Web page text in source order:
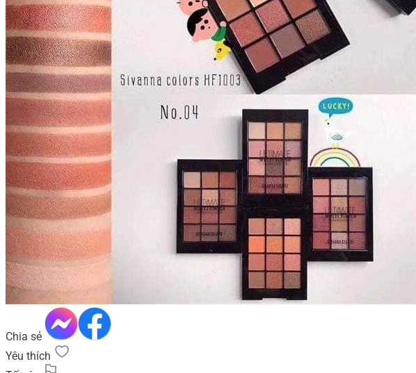
Chia sẻ
Yêu thích